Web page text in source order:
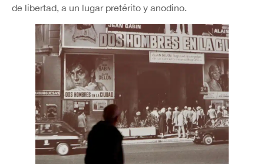
de libertad, a un lugar pretérito y anodino.